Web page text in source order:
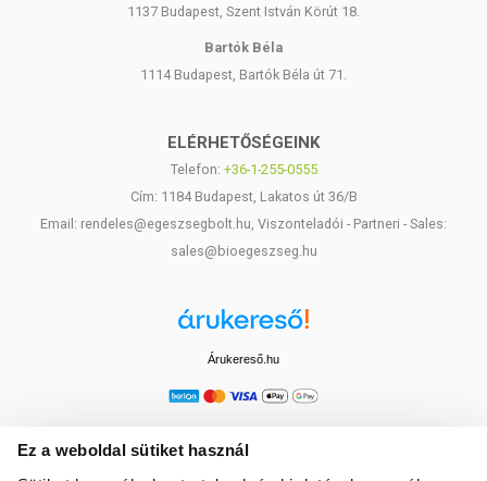
Ez a weboldal sütiket használ
Tárolás: Száraz, hűvös helyen tartandó!
Forgalmazó: MosóMami kft.
napi mennyiséget ne lépje túl! Ne használja, ha az
Kisgyermekektől elzárva tartandó!
1137 Budapest, Szent István Körút 18.
Bartók Béla
1114 Budapest, Bartók Béla út 71.
ELÉRHETŐSÉGEINK
Telefon: +36-1-255-0555
Cím: 1184 Budapest, Lakatos út 36/B
Email: rendeles@egeszsegbolt.hu, Viszonteladói - Partneri - Sales:
sales@bioegeszseg.hu
Árukereső.hu